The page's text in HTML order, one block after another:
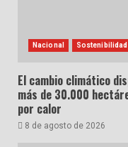
Nacional Sostenibilidad
El cambio climático
más de 30.000
por calor
8 de agosto de 2026